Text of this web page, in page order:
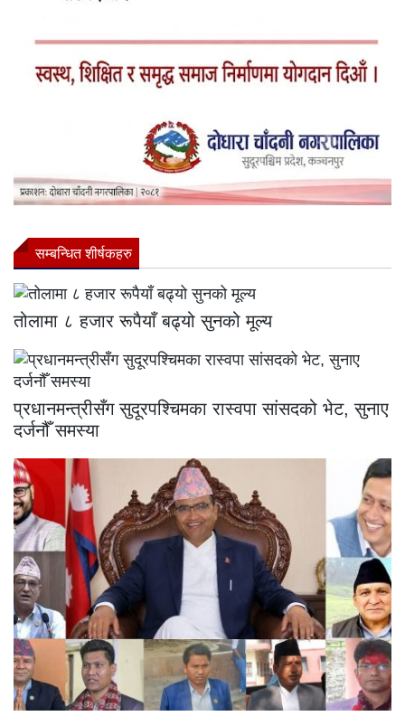
सम्बन्धित शीर्षकहरु
तोलामा ८ हजार रूपैयाँ बढ्यो सुनको मूल्य
प्रधानमन्त्रीसँग सुदूरपश्चिमका रास्वपा सांसदको भेट, सुनाए
दर्जनौँ समस्या